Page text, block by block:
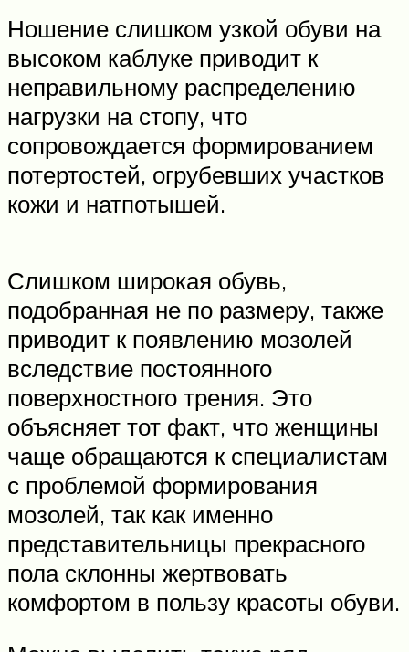
Ношение слишком узкой обуви на
высоком каблуке приводит к
неправильному распределению
нагрузки на стопу, что
сопровождается формированием
потертостей, огрубевших участков
кожи и натпотышей.
Слишком широкая обувь,
подобранная не по размеру, также
приводит к появлению мозолей
вследствие постоянного
поверхностного трения. Это
объясняет тот факт, что женщины
чаще обращаются к специалистам
с проблемой формирования
мозолей, так как именно
представительницы прекрасного
пола склонны жертвовать
комфортом в пользу красоты обуви.